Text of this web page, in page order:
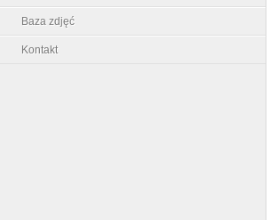
Baza zdjęć
Kontakt